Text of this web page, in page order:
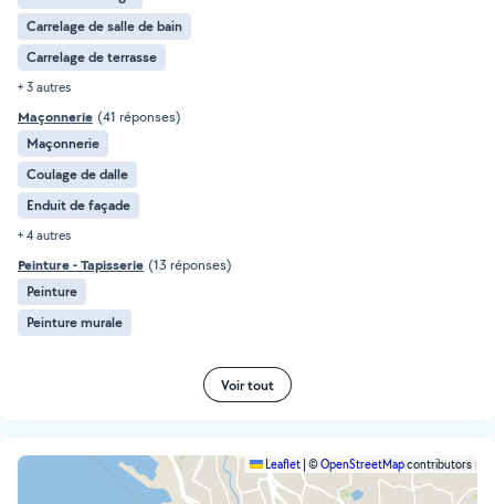
Carrelage de salle de bain
Carrelage de terrasse
+ 3 autres
Maçonnerie (41 réponses)
Maçonnerie
Coulage de dalle
Enduit de façade
+ 4 autres
Peinture - Tapisserie (13 réponses)
Peinture
Peinture murale
Voir tout
Leaflet ©OpenStreetMapcontributors